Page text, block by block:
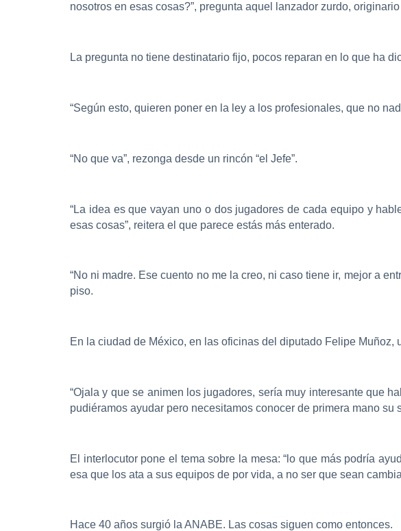
nosotros en esas cosas?”, pregunta aquel lanzador zurdo,
La pregunta no tiene destinatario fijo, pocos reparan en lo que ha
“Según esto, quieren poner en la ley a los profesionales, que no
“No que va”, rezonga desde un rincón “el Jefe”.
“La idea es que vayan uno o dos jugadores de cada equipo y
esas cosas”, reitera el que parece estás más enterado.
“No ni madre. Ese cuento no me la creo, ni caso tiene ir, mejor a
piso.
En la ciudad de México, en las oficinas del diputado Felipe
“Ojala y que se animen los jugadores, sería muy interesante que
pudiéramos ayudar pero necesitamos conocer de primera mano su
El interlocutor pone el tema sobre la mesa: “lo que más podría
esa que los ata a sus equipos de por vida, a no ser que sean
Hace 40 años surgió la ANABE. Las cosas siguen como entonces.